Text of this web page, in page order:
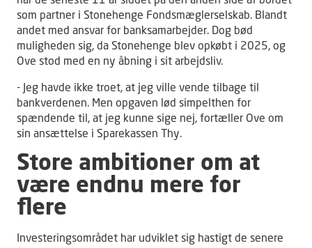
som partner i Stonehenge Fondsmæglerselskab. Blandt
andet med ansvar for banksamarbejder. Dog bød
muligheden sig, da Stonehenge blev opkøbt i 2025, og
Ove stod med en ny åbning i sit arbejdsliv.
- Jeg havde ikke troet, at jeg ville vende tilbage til
bankverdenen. Men opgaven lød simpelthen for
spændende til, at jeg kunne sige nej, fortæller Ove om
sin ansættelse i Sparekassen Thy.
Store ambitioner om at
være endnu mere for
flere
Investeringsområdet har udviklet sig hastigt de senere